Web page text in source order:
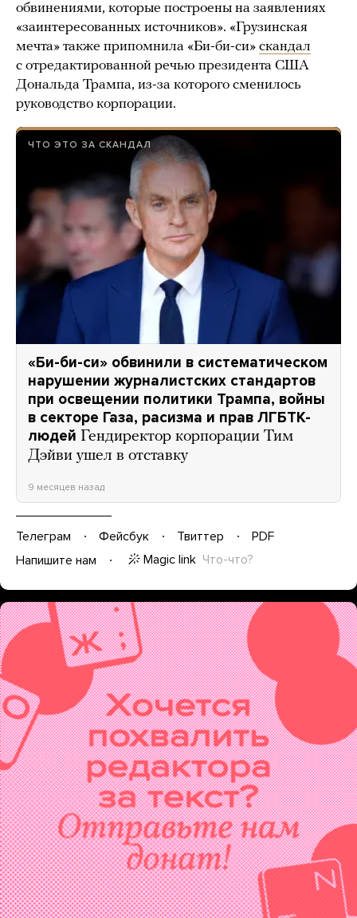
обвинениями, которые построены на заявлениях
«заинтересованных источников». «Грузинская
мечта» также припомнила «Би-би-си» скандал
с отредактированной речью президента США
Дональда Трампа, из-за которого сменилось
руководство корпорации.
ЧТО ЭТО ЗА СКАНДАЛ
«Би-би-си» обвинили в систематическом
нарушении журналистских стандартов
при освещении политики Трампа, войны
в секторе Газа, расизма и прав ЛГБТК-
людей Гендиректор корпорации Тим
Дэйви ушел в отставку
9 месяцев назад
Телеграм Фейсбук Твиттер
PDF
Напишите нам
Magic link Что-что?